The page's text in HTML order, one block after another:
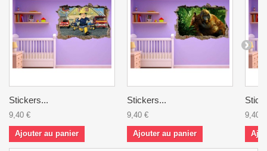
Stickers...
9,40 €
Ajouter au panier
Stickers...
9,40 €
Ajouter au panier
9,40 €